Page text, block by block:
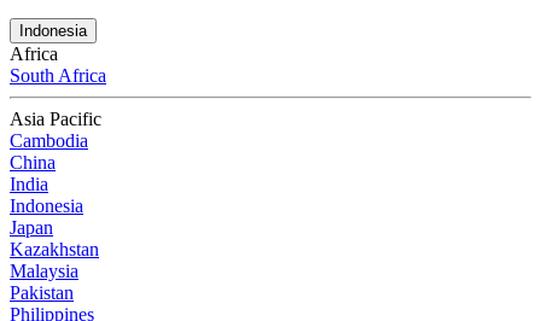
Indonesia
Africa
South Africa
Asia Pacific
Cambodia
China
India
Indonesia
Japan
Kazakhstan
Malaysia
Pakistan
Philippines